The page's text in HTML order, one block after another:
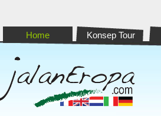
Home Konsep Tour